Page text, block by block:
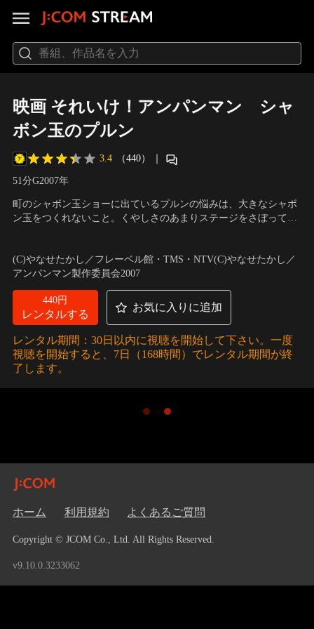
映画 それいけ！アンパンマン シャ
ボン玉のプルン
3.4 （440） ｜
51分G2007年
町のシャボン玉ショーに出ているプルンの悩みは、大きなシャボ
ン玉をつくれないこと。くやしさのあまりステージをさぼってし
いて…？！
(C)やなせたかし／フレーベル館・TMS・NTV(C)やなせたかし／
アンパンマン製作委員会2007
440円
レンタルする
お気に入りに追加
レンタル期間：30日以内に視聴を開始して下さい。一度
視聴を開始すると、7日（168時間）でレンタル期間が終
了します。
ホーム 利用規約 よくあるご質問
Copyright © JCOM Co., Ltd. All Rights Reserved.
v9.10.0.3233062